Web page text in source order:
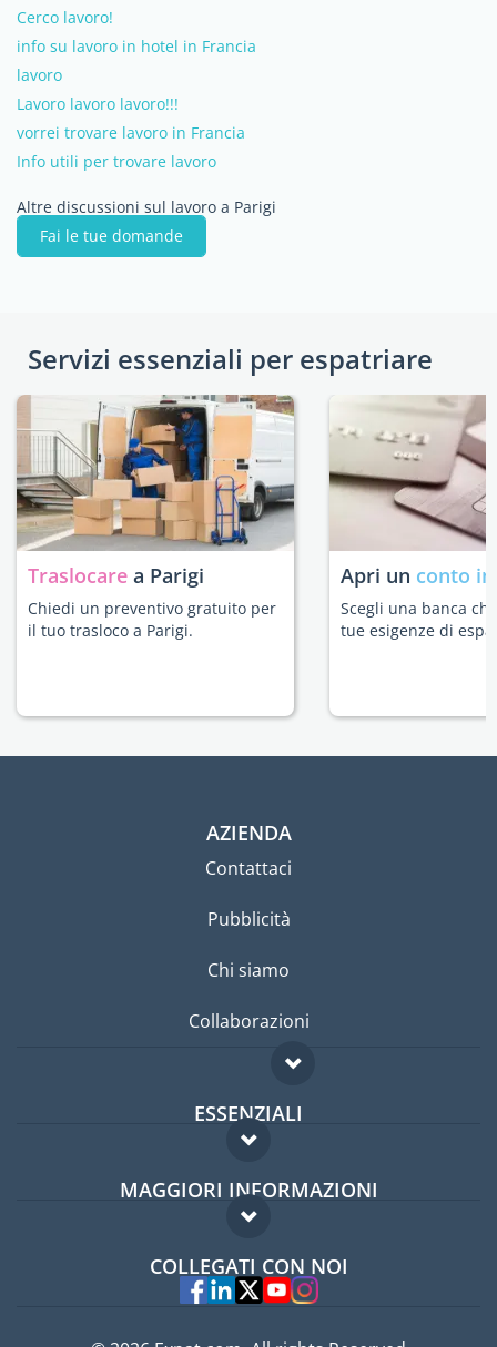
Cerco lavoro!
info su lavoro in hotel in Francia
lavoro
Lavoro lavoro lavoro!!!
vorrei trovare lavoro in Francia
Info utili per trovare lavoro
Altre discussioni sul lavoro a Parigi
Fai le tue domande
Servizi essenziali per espatriare
Traslocare a Parigi
Chiedi un preventivo gratuito per
il tuo trasloco a Parigi.
Apri un conto
Scegli una banca
tue esigenze di
AZIENDA
Contattaci
Pubblicità
Chi siamo
Collaborazioni
ESSENZIALI
Forum per expat
Guida per expat
MAGGIORI INFORMAZIONI
Domande frequenti
Esperti
COLLEGATI CON NOI